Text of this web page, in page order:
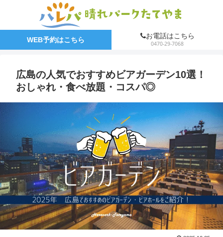
WEB予約はこちら お電話はこちら
0470-29-7068
広島の人気でおすすめビアガーデン10選！
おしゃれ・食べ放題・コスパ◎